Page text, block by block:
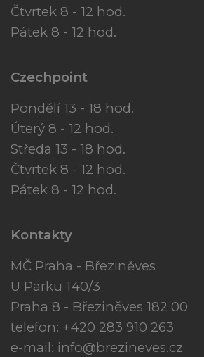
Čtvrtek 8 - 12 hod.
Pátek 8 - 12 hod.
Czechpoint
Pondělí 13 - 18 hod.
Úterý 8 - 12 hod.
Středa 13 - 18 hod.
Čtvrtek 8 - 12 hod.
Pátek 8 - 12 hod.
Kontakty
MČ Praha - Březiněves
U Parku 140/3
Praha 8 - Březiněves 182 00
telefon: +420 283 910 263
e-mail: info@brezineves.cz